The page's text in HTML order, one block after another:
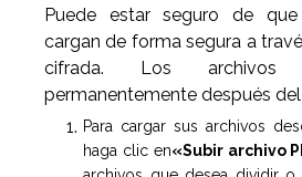
Puede estar seguro de
cargan de forma segura a
cifrada. Los archivos
permanentemente después
Para cargar sus archivos
haga clic en«Subir archivo